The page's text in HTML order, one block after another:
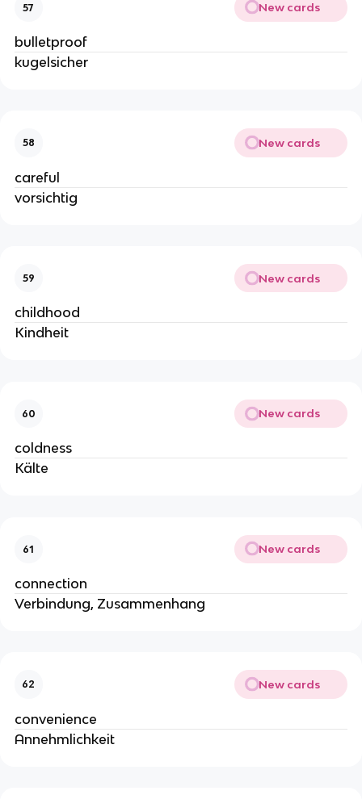
57 New cards
bulletproof
kugelsicher
58 New cards
careful
vorsichtig
59 New cards
childhood
Kindheit
60 New cards
coldness
Kälte
61 New cards
connection
Verbindung, Zusammenhang
62 New cards
convenience
Annehmlichkeit